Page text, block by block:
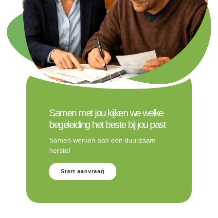
Samen met jou kijken we welke
begeleiding het beste bij jou past
Samen werken aan een duurzaam
herstel
Start aanvraag